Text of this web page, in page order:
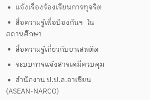
แจ้งเรื่องร้องเรียนการทุจริต
สื่อความรู้เพื่อป้องกันฯ ใน
สถานศึกษา
สื่อความรู้เกี่ยวกับยาเสพติด
ระบบการแจ้งสารเคมีควบคุม
สำนักงาน ป.ป.ส.อาเซียน
(ASEAN-NARCO)